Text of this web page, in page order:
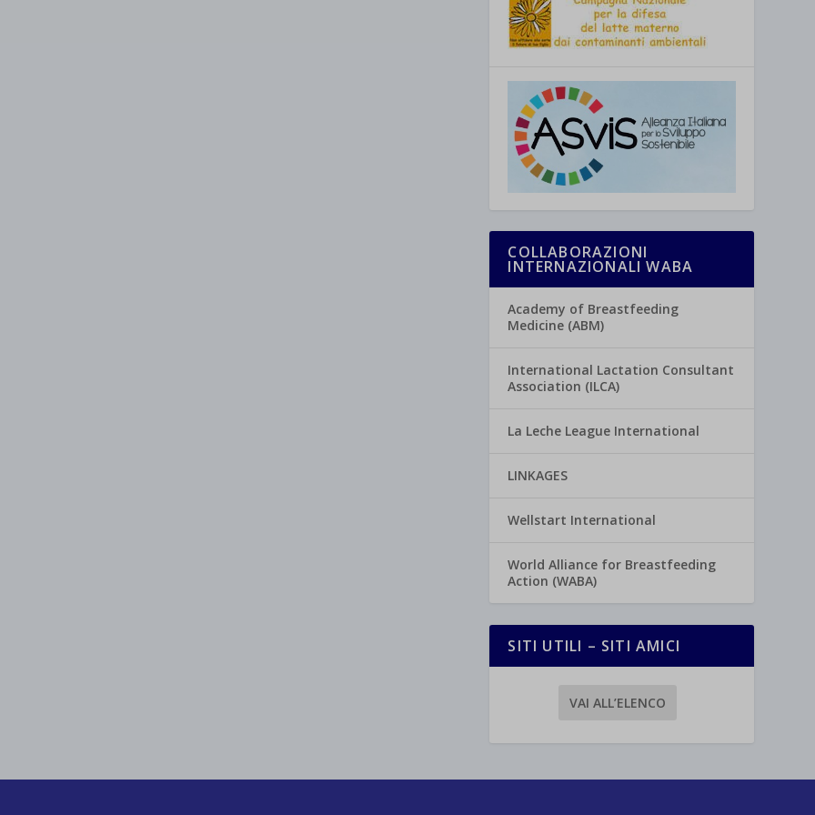
COLLABORAZIONI
INTERNAZIONALI WABA
Academy of Breastfeeding
Medicine (ABM)
International Lactation Consultant
Association (ILCA)
La Leche League International
LINKAGES
Wellstart International
World Alliance for Breastfeeding
Action (WABA)
SITI UTILI – SITI AMICI
VAI ALL’ELENCO